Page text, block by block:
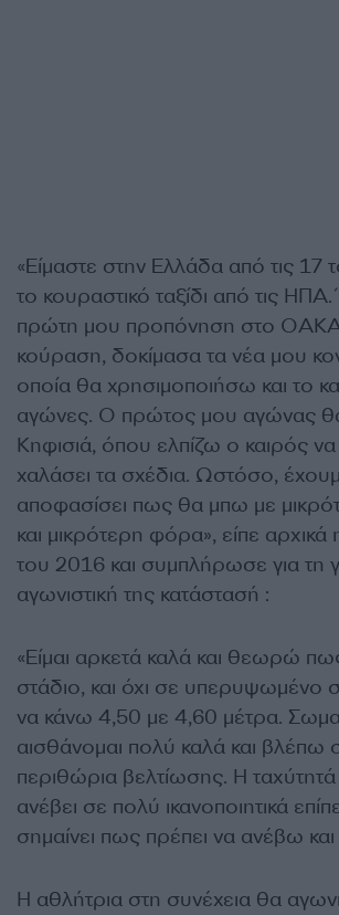
«Είμαστε στην Ελλάδα από τις 17
το κουραστικό ταξίδι από τις
πρώτη μου προπόνηση στο ΟΑΚΑ
κούραση, δοκίμασα τα νέα μου
οποία θα χρησιμοποιήσω και το
αγώνες. Ο πρώτος μου αγώνας θα
Κηφισιά, όπου ελπίζω ο καιρός
χαλάσει τα σχέδια. Ωστόσο,
αποφασίσει πως θα μπω με
και μικρότερη φόρα», είπε αρχικά
του 2016 και συμπλήρωσε για τη
αγωνιστική της κατάστασή :
«Είμαι αρκετά καλά και θεωρώ
στάδιο, και όχι σε υπερυψωμένο
να κάνω 4,50 με 4,60 μέτρα.
αισθάνομαι πολύ καλά και βλέπω
περιθώρια βελτίωσης. Η ταχύτητά
ανέβει σε πολύ ικανοποιητικά
σημαίνει πως πρέπει να ανέβω και
Η αθλήτρια στη συνέχεια θα